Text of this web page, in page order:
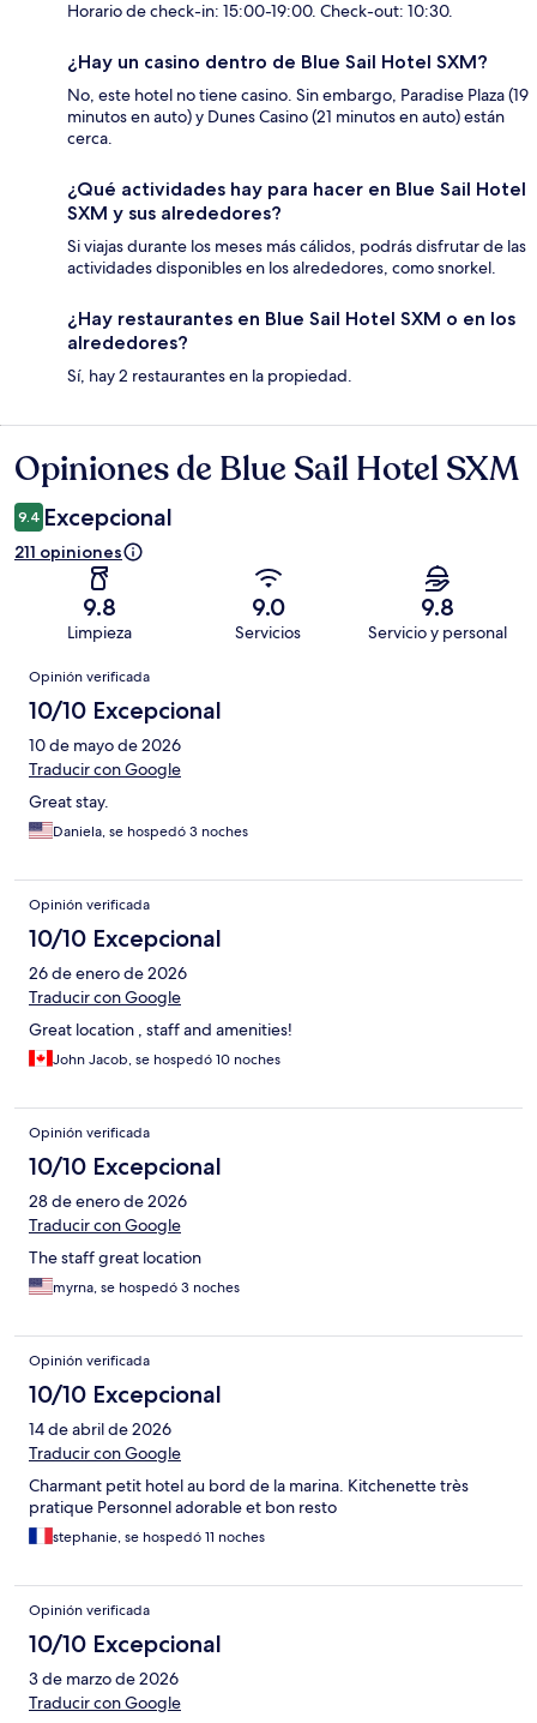
Horario de check-in: 15:00-19:00. Check-out: 10:30.
¿Hay un casino dentro de Blue Sail Hotel SXM?
No, este hotel no tiene casino. Sin embargo, Paradise Plaza (19
minutos en auto) y Dunes Casino (21 minutos en auto) están
cerca.
¿Qué actividades hay para hacer en Blue Sail Hotel
SXM y sus alrededores?
Si viajas durante los meses más cálidos, podrás disfrutar de las
actividades disponibles en los alrededores, como snorkel.
¿Hay restaurantes en Blue Sail Hotel SXM o en los
alrededores?
Sí, hay 2 restaurantes en la propiedad.
Opiniones
Opiniones de Blue Sail Hotel SXM
9.4 Excepcional
211 opiniones
9.8
Limpieza
9.0
Servicios
9.8
Servicio y personal
Opiniones
Opinión verificada
10/10 Excepcional
10 de mayo de 2026
Traducir con Google
Great stay.
Daniela, se hospedó 3 noches
Opinión verificada
10/10 Excepcional
26 de enero de 2026
Traducir con Google
Great location , staff and amenities!
John Jacob, se hospedó 10 noches
Opinión verificada
10/10 Excepcional
28 de enero de 2026
Traducir con Google
The staff great location
myrna, se hospedó 3 noches
Opinión verificada
10/10 Excepcional
14 de abril de 2026
Traducir con Google
Charmant petit hotel au bord de la marina. Kitchenette très
pratique Personnel adorable et bon resto
stephanie, se hospedó 11 noches
Opinión verificada
10/10 Excepcional
3 de marzo de 2026
Traducir con Google